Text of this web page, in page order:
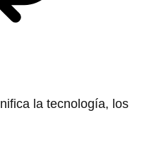
la tecnología, los